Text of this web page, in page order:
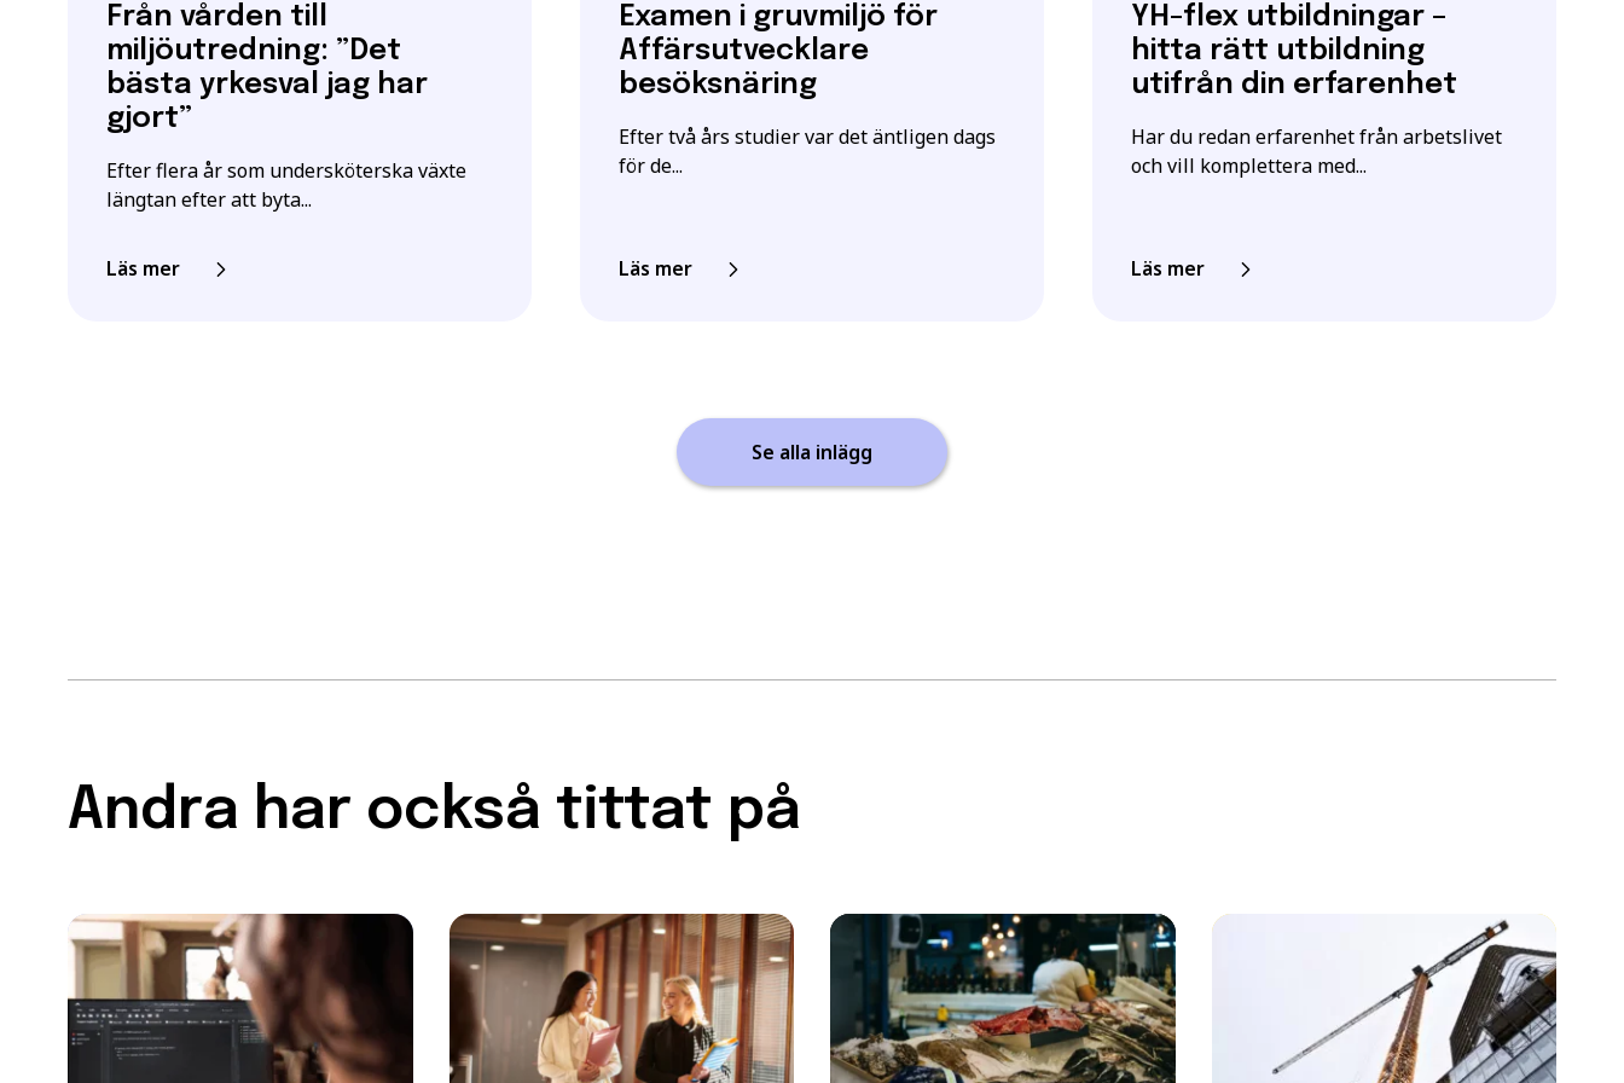
Från vården till
miljöutredning: ”Det
bästa yrkesval jag har
gjort”
Efter flera år som undersköterska växte
längtan efter att byta...
Läs mer
Examen i gruvmiljö för
Affärsutvecklare
besöksnäring
Efter två års studier var det äntligen dags
för de...
Läs mer
YH-flex utbildningar –
hitta rätt utbildning
utifrån din erfarenhet
Har du redan erfarenhet från arbetslivet
och vill komplettera med...
Läs mer
Se alla inlägg
Andra har också tittat på